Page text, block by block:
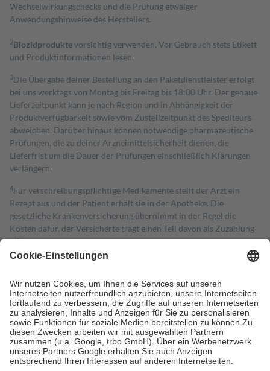
Wechselwirkungschecks und die Prüfung etwaiger
Anwendungshinweise des Herstellers.
2Biozidproduktevorsichtig verwenden. Vor Gebrauch stets Etikett
und Produktinformationen lesen.
3Die Übergabe deiner Bestellung an den Paketdienstleister erfolgt
bei uns werktags von Montag bis Freitag bis 18:00 Uhr. Der genaue
Lieferzeitpunkt kann je nach Region und in Abhängigkeit der
Produktverfügbarkeit sowie vom Zustellzeitpunkt des Spediteurs
abweichen. Darüber hinaus können notwendige pharmazeutische
Prüfungen, die zu deiner Arzneimittelsicherheit dienen, die
Lieferfrist um die Dauer der Prüfungen einschließlich Klärungen
verlängern.
4Für verschreibungspflichtige Medikamente stellt der Arzt ein
Rezept aus und der Patient erhält sie in der Apotheke. Die
gesetzliche Krankenversicherung übernimmt in der Regel die
Kosten dafür, der Versicherte trägt einen Teil davon als Zuzahlung
mit.
Grundsätzlich leisten Mitglieder Zuzahlungen in Höhe von zehn
höchstens zehn Euro.
Es sind jedoch nie mehr als die tatsächlichen
Kosten der Leistung zu entrichten.
Diese Regeln gelten grundsätzlich auch für Online-Apotheken.
Bei Heilmitteln und häuslicher Krankenpflege beträgt die
Zuzahlung zehn Prozent der Kosten sowie zehn Euro je
Verordnung.
Um das Engagement der Versicherten für ihre eigene Gesundheit zu
stärken und die besondere Stellung der Familie zu unterstützen,